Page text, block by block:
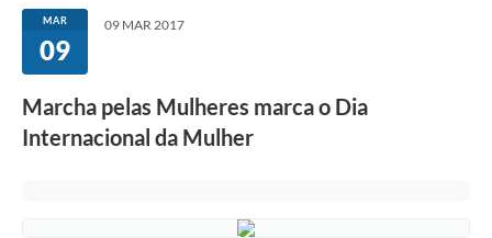
MAR
09
09 MAR 2017
Marcha pelas Mulheres marca o Dia
Internacional da Mulher